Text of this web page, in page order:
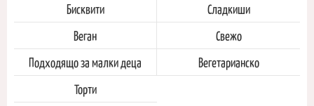
Бисквити
Сладкиши
Веган
Свежо
Подходящо за малки деца
Вегетарианско
Торти